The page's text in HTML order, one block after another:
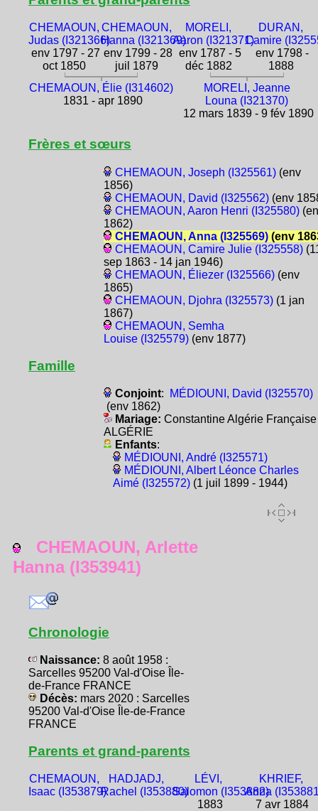
CHEMAOUN,
Judas (I321366)
env 1797 - 27
oct 1850
CHEMAOUN,
Hanna (I321369)
env 1799 - 28
juil 1879
MORELI,
Aaron (I321371)
env 1787 - 5
déc 1882
DURAN,
Camire
env 1798 -
1888
CHEMAOUN, Élie (I314602)
1831 - apr 1890
MORELI, Jeanne
Louna (I321370)
12 mars 1839 - 9 fév 1890
Frères et sœurs
CHEMAOUN, Joseph (I325561)(env
1856)
CHEMAOUN, David (I325562)(env
CHEMAOUN, Aaron Henri (I325580)
1862)
CHEMAOUN, Anna (I325569)(env
CHEMAOUN, Camire Julie (I325558)
sep 1863 - 14 jan 1946)
CHEMAOUN, Éliezer (I325566)(env
1865)
CHEMAOUN, Djohra (I325573)(1 jan
1867)
CHEMAOUN, Semha
Louise (I325579)(env 1877)
Famille
Conjoint:
MÉDIOUNI, David (I325570)
(env 1862)
Mariage: Constantine Algérie Française
ALGÉRIE
Enfants:
MÉDIOUNI, André (I325571)
MÉDIOUNI, Albert Léonce Charles
Aimé (I325572)(1 juil 1899 - 1944)
CHEMAOUN, Arlette
Hanna (I353941)
Chronologie
Naissance: 8 août 1958 :
Sarcelles 95200 Val-d'Oise Île-
de-France FRANCE
Décès: mars 2020 : Sarcelles
95200 Val-d'Oise Île-de-France
FRANCE
Parents et grand-parents
CHEMAOUN,
Isaac (I353879)
HADJADJ,
Rachel (I353880)
LÉVI,
Salomon (I353882)
1883
KHRIEF,
Anna
7 avr 1884